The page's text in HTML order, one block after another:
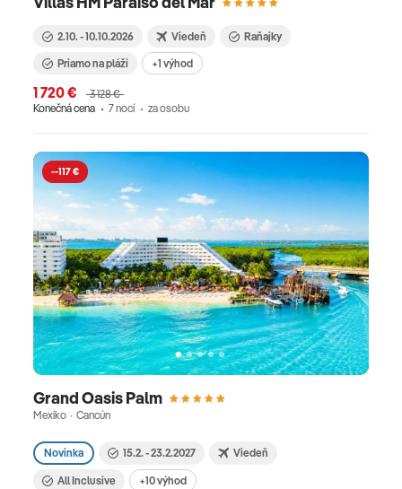
2.10. - 10.10.2026 Viedeň
Raňajky
Priamo na pláži
+1 výhod
1 720 €
3 128 €
Konečná cena
7 nocí za osobu
--117 €
Grand Oasis Palm
Mexiko · Cancún
Novinka 15.2. - 23.2.2027 Viedeň
All Inclusive +10 výhod